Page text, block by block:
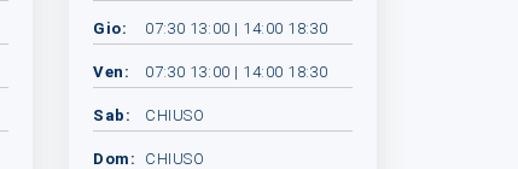
Gio: 07:30 13:00 | 14:00 18:30
Ven: 07:30 13:00 | 14:00 18:30
Sab: CHIUSO
Dom: CHIUSO